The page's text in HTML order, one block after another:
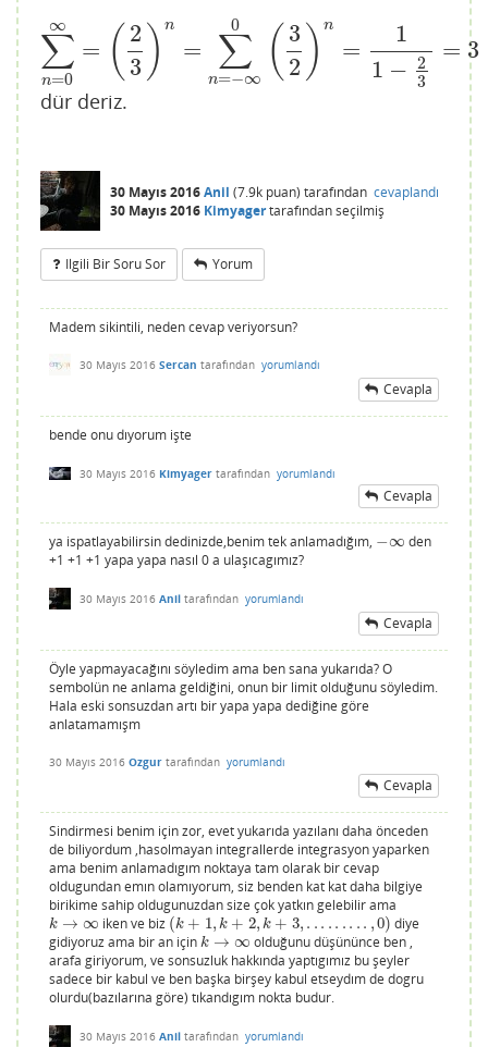
∑
n=0
∞
= ( 2
3 ) n
= ∑
n=−∞
0 ( 3
2 ) n
=
1
1 − 2
3
= 3
∑n = 0∞ ( 3) n= n= ∞0 3 n =1 1− 3=3
dür deriz.
30 Mayıs 2016Anil (7.9k puan) tarafından cevaplandı
30 Mayıs 2016 Kimyagertarafındanseçilmiş
Ilgili Bir Soru Sor Yorum
Madem sikintili, neden cevap veriyorsun?
30 Mayıs 2016 Sercan tarafından yorumlandı
Cevapla
bende onu dıyorum işte
30 Mayıs 2016 Kimyager tarafından yorumlandı
Cevapla
ya ispatlayabilirsin dedinizde,benim tek anlamadığım, −∞
−∞
den
+1 +1 +1 yapa yapa nasıl 0 a ulaşıcagımız?
30 Mayıs 2016 Anil tarafından yorumlandı
Cevapla
Öyle yapmayacağını söyledim ama ben sana yukarıda? O
sembolün ne anlama geldiğini, onun bir limit olduğunu söyledim.
Hala eski sonsuzdan artı bir yapa yapa dediğine göre
anlatamamışm
30 Mayıs 2016 Ozgur tarafından yorumlandı
Cevapla
Sindirmesi benim için zor, evet yukarıda yazılanı daha önceden
de biliyordum ,hasolmayan integrallerde integrasyon yaparken
ama benim anlamadıgım noktaya tam olarak bir cevap
oldugundan emın olamıyorum, siz benden kat kat daha bilgiye
birikime sahip oldugunuzdan size çok yatkın gelebilir ama
k → ∞
k→∞ iken ve biz (k + 1, k + 2, k + 3, . . . . . . . . . ,0)
(k+ 1,k +2,k +3 ....... .,0 )
diye
gidiyoruz ama bir an için k → ∞
k→∞
olduğunu düşününce ben ,
arafa giriyorum, ve sonsuzluk hakkında yaptıgımız bu şeyler
sadece bir kabul ve ben başka birşey kabul etseydım de dogru
olurdu(bazılarına göre) tıkandıgım nokta budur.
30 Mayıs 2016 Anil tarafından yorumlandı